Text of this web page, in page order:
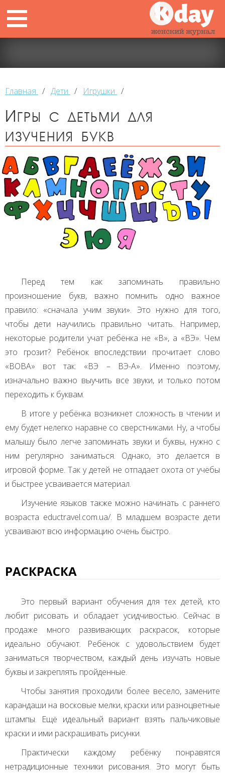
Главная / Дети / Игрушки /
Игры с детьми для
изучения букв
Перед тем как запоминать правильно
произношение букв, важно помнить одно важное
правило: «сначала учим звуки». Это нужно для того,
чтобы дети научились правильно читать. Например,
некоторые родители учат ребёнка не «В», а «ВЭ». Чем
это грозит? Ребёнок впоследствии прочитает слово
«ВОВА» вот так: «ВЭ – ВЭ-А». Именно поэтому,
изначально важно выучить все звуки, и только потом
переходить к буквам.
В итоге у ребёнка возникнет сложность в чтении и
ему будет нелегко наравне со сверстниками. Ну, а чтобы
малышу было легче запоминать звуки и буквы, нужно с
ним регулярно заниматься. Однако, это делается в
игровой форме. Так у детей не отпадает охота от учёбы
и быстрее усваивается материал.
Изучение языков также можно начинать с раннего
возраста eductravel.com.ua/. В младшем возрасте дети
усваивают всю информацию очень быстро.
РАСКРАСКА
Это первый вариант обучения для тех детей, кто
любит рисовать и обладает усидчивостью. Сейчас в
продаже много развивающих раскрасок, которые
идеально обучают. Ребёнок с удовольствием будет
заниматься творчеством, каждый день изучать новые
буквы и закреплять пройденные.
Чтобы занятия проходили более весело, замените
карандаши на восковые мелки, краски или разноцветные
штампы. Ещё идеальный вариант взять пальчиковые
краски и ими раскрашивать рисунки.
Практически каждому ребёнку понравятся
нетрадиционные техники рисования. Это могут быть